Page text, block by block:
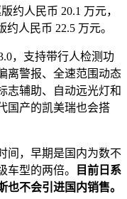
约人民币 20.1 万元，
人民币 22.5 万元。
，支持带行人检测功
离警报、全速范围动态
志辅助、自动远光灯和
国产的凯美瑞也会搭
间，早期是国内为数不
车型的两倍。
目前日系
不会引进国内销售。